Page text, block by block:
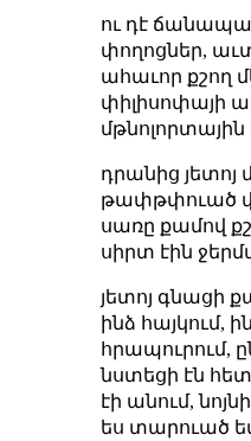
ու դէ
փողոցներ,
ահաւոր քշող
փիլիսոփայի
մթնոլորտային
դրանից յետոյ
թափթփուած
սառը քամով
սիրտ էին
յետոյ գնացի
ինձ հայկում,
հրապուրում,
նստեցի էն
էի անում,
ես տարուած